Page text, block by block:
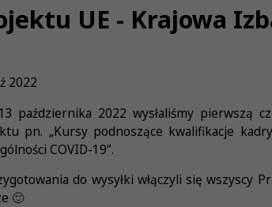
UE - Krajowa
2022
października 2022 wysłaliśmy pierwszą
pn. „Kursy podnoszące kwalifikacje
COVID-19”.
do wysyłki włączyli się wszyscy
🙂